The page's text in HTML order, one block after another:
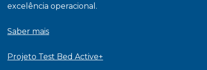
excelência operacional.
Saber mais
Projeto Test Bed Active+